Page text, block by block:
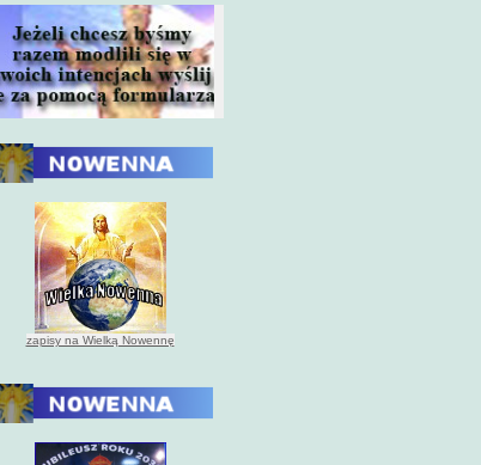
zapisy na Wielką Nowennę